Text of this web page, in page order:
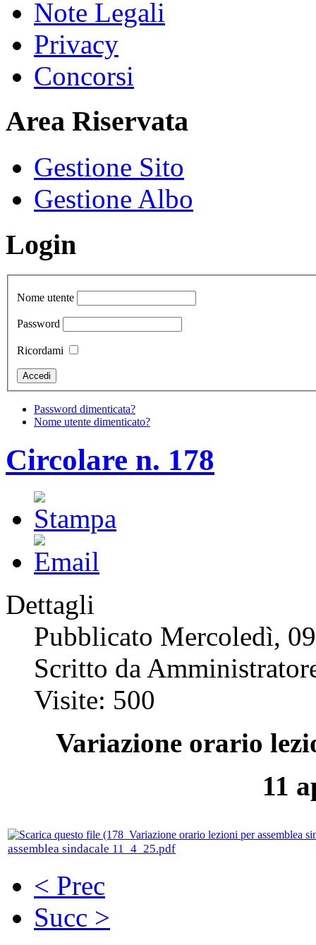
Note Legali
Privacy
Concorsi
Area Riservata
Gestione Sito
Gestione Albo
Login
Nome utente
Password
Ricordami
Password dimenticata?
Nome utente dimenticato?
Circolare n. 178
Dettagli
Pubblicato Mercoledì,
Scritto da
Visite: 500
Variazione orario
11
assemblea sindacale 11_4_25.pdf
< Prec
Succ >